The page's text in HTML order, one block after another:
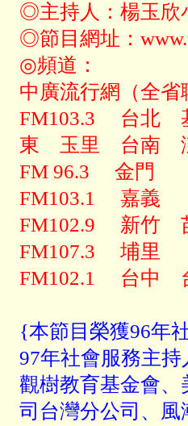
◎主持人：楊玉欣
◎節目網址：
◎頻道：
中廣流行網（全省
FM103.3 台北
東 玉里 台南
FM 96.3 金門
FM103.1 嘉義
FM102.9 新竹
FM107.3 埔里
FM102.1 台中
{本節目榮獲96年
97年社會服務主
觀樹教育基金會
司台灣分公司、